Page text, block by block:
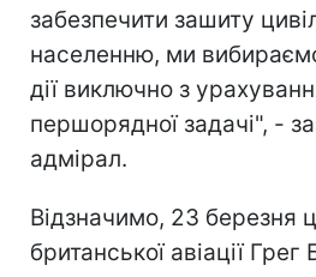
забезпечити зашиту
населенню, ми
дії виключно з
першорядної задачі", -
адмірал.
Відзначимо, 23 березня
британської авіації